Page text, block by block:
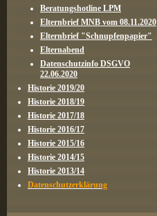
Beratungshotline LPM
Elternbrief MNB vom 08.11.2020
Elternbrief "Schnupfenpapier"
Elternabend
Datenschutzinfo DSGVO
22.06.2020
Historie 2019/20
Historie 2018/19
Historie 2017/18
Historie 2016/17
Historie 2015/16
Historie 2014/15
Historie 2013/14
Datenschutzerklärung